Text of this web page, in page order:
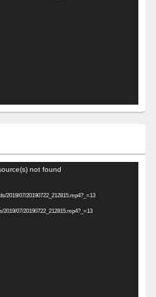
not found
2019/07/20190722_212815.mp4?_=13
07/20190722_212815.mp4?_=13